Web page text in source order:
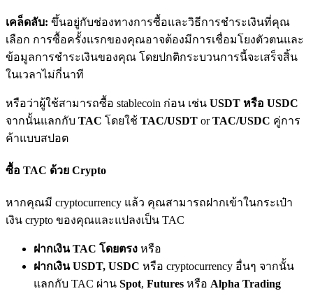
การแนะนำ
เชิญเพื่อนเพื่อรับรางวัลเงินสด
BTC Welcome Rewards
เคล็ดลับ: ขึ้นอยู่กับช่องทางการซื้อและวิธีการชำระเงินที่คุณ
เลือก การซื้อครั้งแรกของคุณอาจต้องมีการเชื่อมโยงตัวตนและ
ข้อมูลการชำระเงินของคุณ โดยปกติกระบวนการนี้จะเสร็จสิ้น
ในเวลาไม่กี่นาที
หรือว่าผู้ใช้สามารถซื้อ stablecoin ก่อน เช่น USDT หรือ USDC
จากนั้นแลกกับ TAC โดยใช้ TAC/USDT orTAC/USDC คู่การ
ค้าแบบสปอต
ซื้อ TAC ด้วย Crypto
หากคุณมี cryptocurrency แล้ว คุณสามารถฝากเข้าในกระเป๋า
เงิน crypto ของคุณและแปลงเป็น TAC
ฝากเงิน TAC โดยตรง หรือ
ฝากเงิน USDT, USDC หรือ cryptocurrency อื่นๆ จากนั้น
แลกกับ TAC ผ่าน Spot, Futures หรือ Alpha Trading